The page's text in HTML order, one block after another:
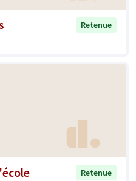
Retenue
Retenue